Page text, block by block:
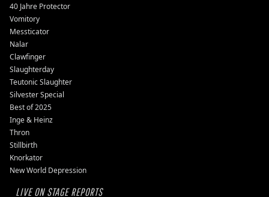
40 Jahre Protector
Vomitory
Messticator
Nalar
Clawfinger
Slaughterday
Teutonic Slaughter
Silvester Special
Best of 2025
Inge & Heinz
Thron
Stillbirth
Knorkator
New World Depression
LIVE ON STAGE REPORTS